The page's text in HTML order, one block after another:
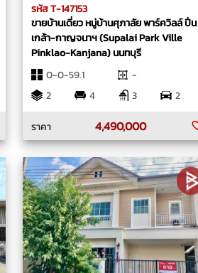
รหัส T-147153
ขายบ้านเดี่ยว หมู่บ้านศุภาลัย พาร์ควิลล์ ปิ่น
เกล้า-กาญจนาฯ (Supalai Park Ville
Pinklao-Kanjana) นนทบุรี
0-0-59.1
-
2
4 3
2
ราคา
4,490,000